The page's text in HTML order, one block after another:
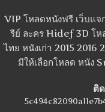
VIP โหลดหนังฟรี เว็บแ
รีย์ ละคร Hidef 3D โ
ไทย หนังเก่า 2015 2016
มีให้เลือกโหลด หนั
ติ